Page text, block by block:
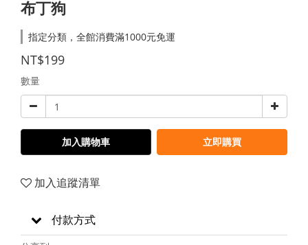
布丁狗
指定分類，全館消費滿1000元免運
NT$199
數量
加入購物車 立即購買
加入追蹤清單
付款方式